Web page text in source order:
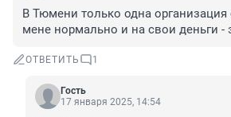
В Тюмени только одна организация
мене нормально и на свои деньги -
ОТВЕТИТЬ 1
Гость
17 января 2025, 14:54